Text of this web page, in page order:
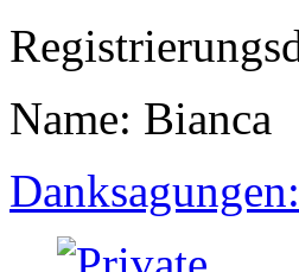
Name: Bianca